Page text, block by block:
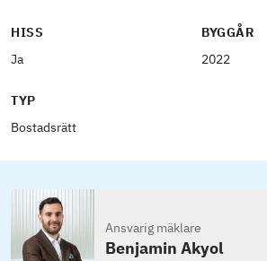
HISS
Ja
BYGGÅR
2022
TYP
Bostadsrätt
Ansvarig mäklare
Benjamin Akyol